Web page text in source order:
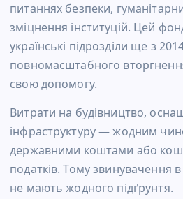
питаннях безпеки,
зміцнення інституцій. Цей
українські підрозділи ще з
повномасштабного
свою допомогу.
Витрати на будівництво,
інфраструктуру — жодним
державними коштами або
податків. Тому звинувачення
не мають жодного підґрунтя.